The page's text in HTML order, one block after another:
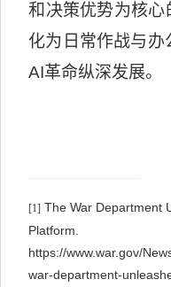
和决策优势为核心
化为日常作战与办
AI革命纵深发展。
[1] The War Department
Platform.
https://www.war.gov/
war-department-